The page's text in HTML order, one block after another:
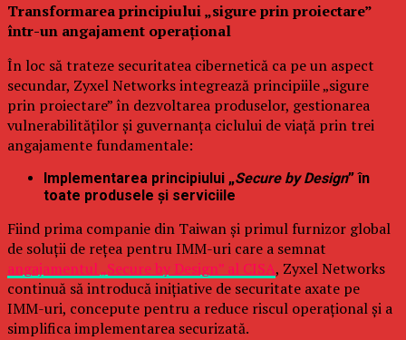
Transformarea principiului „sigure prin proiectare”
într-un angajament operațional
În loc să trateze securitatea cibernetică ca pe un aspect
secundar, Zyxel Networks integrează principiile „sigure
prin proiectare” în dezvoltarea produselor, gestionarea
vulnerabilităților și guvernanța ciclului de viață prin trei
angajamente fundamentale:
Implementarea principiului „Secure by Design” în
toate produsele și serviciile
Fiind prima companie din Taiwan și primul furnizor global
de soluții de rețea pentru IMM-uri care a semnat
angajamentul „Secure by Design” al CISA, Zyxel Networks
continuă să introducă inițiative de securitate axate pe
IMM-uri, concepute pentru a reduce riscul operațional și a
simplifica implementarea securizată.